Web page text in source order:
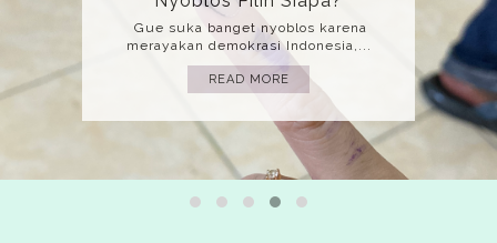
Mati
(Bahasa yang gue gunakan adalah
bahasa implisit jadi mohon harap kita...
READ MORE